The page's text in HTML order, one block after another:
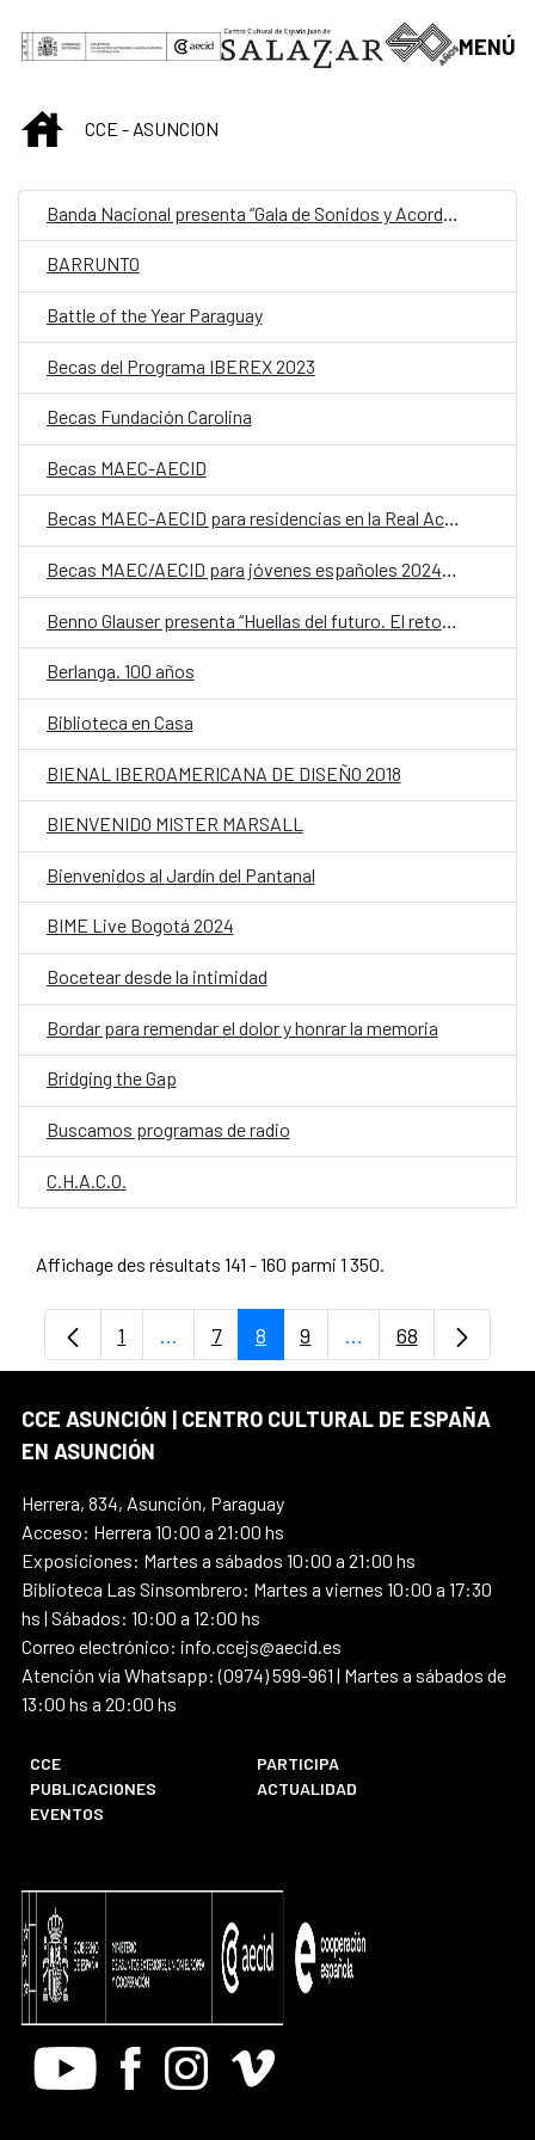
Saut au contenu principal
MENÚ
INICIOCCE - ASUNCION
BARRUNTO
Battle of the Year Paraguay
Becas del Programa IBEREX 2023
Becas Fundación Carolina
Becas MAEC-AECID
Becas MAEC-AECID para residencias en la Real Academia de España en Roma
Becas MAEC/AECID para jóvenes españoles 2024/2025
Berlanga. 100 años
Biblioteca en Casa
BIENAL IBEROAMERICANA DE DISEÑO 2018
BIENVENIDO MISTER MARSALL
Bienvenidos al Jardín del Pantanal
BIME Live Bogotá 2024
Bocetear desde la intimidad
Bordar para remendar el dolor y honrar la memoria
Bridging the Gap
Buscamos programas de radio
C.H.A.C.O.
Affichage des résultats 141 - 160 parmi 1 350.
Page
1 ...Pages intermédiaires Utilisez TAB pour
Page
7 Page
8 Page
9 ...PagesPage
68
CCE ASUNCIÓN | CENTRO CULTURAL DE ESPAÑA
EN ASUNCIÓN
Herrera, 834, Asunción, Paraguay
Acceso: Herrera 10:00 a 21:00 hs
Exposiciones: Martes a sábados 10:00 a 21:00 hs
Biblioteca Las Sinsombrero: Martes a viernes 10:00 a 17:30
hs | Sábados: 10:00 a 12:00 hs
Correo electrónico: info.ccejs@aecid.es
Atención vía Whatsapp: (0974) 599-961 | Martes a sábados de
13:00 hs a 20:00 hs
CCE
PARTICIPA
PUBLICACIONES
ACTUALIDAD
EVENTOS
Youtube FacebookInstagram
Vimeo